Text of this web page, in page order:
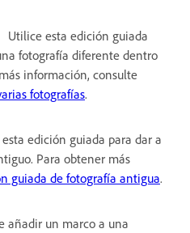
Utilice esta edición guiada
fotografía diferente dentro
información, consulte
fotografías.
edición guiada para dar a
Para obtener más
guiada de fotografía antigua.
añadir un marco a una